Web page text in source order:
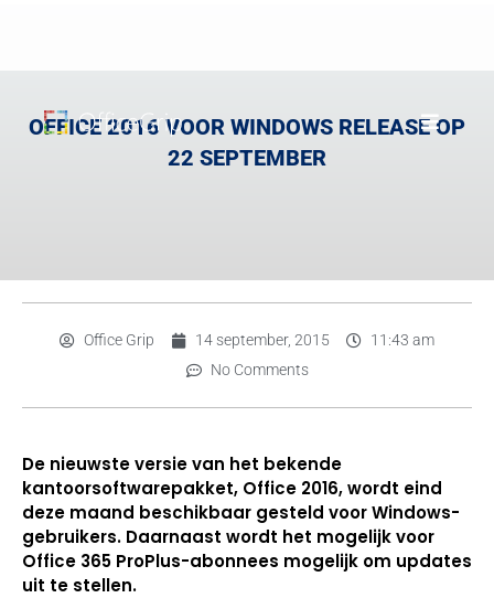
OFFICE 2016 VOOR WINDOWS RELEASE OP
22 SEPTEMBER
Office Grip 14 september, 2015
11:43 am
No Comments
De nieuwste versie van het bekende
kantoorsoftwarepakket, Office 2016, wordt eind
deze maand beschikbaar gesteld voor Windows-
gebruikers. Daarnaast wordt het mogelijk voor
Office 365 ProPlus-abonnees mogelijk om updates
uit te stellen.